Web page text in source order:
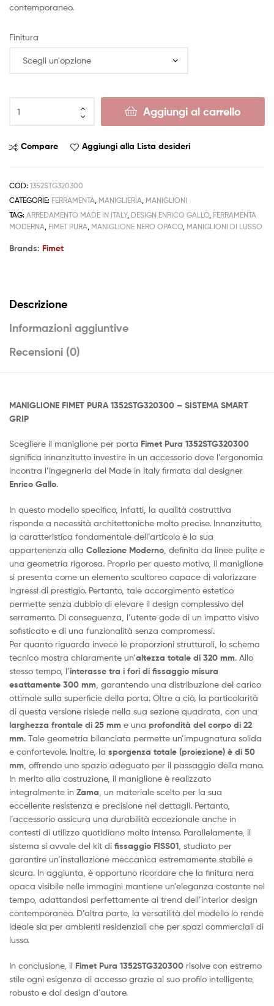
contemporaneo.
Finitura
Aggiungi al carrello
Compare Aggiungi alla Lista desideri
COD: 1352STG320300
CATEGORIE: FERRAMENTA, MANIGLIERIA, MANIGLIONI
TAG: ARREDAMENTO MADE IN ITALY, DESIGN ENRICO GALLO, FERRAMENTA
MODERNA, FIMET PURA, MANIGLIONE NERO OPACO, MANIGLIONI DI LUSSO
Brands: Fimet
Descrizione
Informazioni aggiuntive
Recensioni (0)
MANIGLIONE FIMET PURA 1352STG320300 – SISTEMA SMART
GRIP
Scegliere il maniglione per porta Fimet Pura 1352STG320300
significa innanzitutto investire in un accessorio dove l’ergonomia
incontra l’ingegneria del Made in Italy firmata dal designer
Enrico Gallo.
In questo modello specifico, infatti, la qualità costruttiva
risponde a necessità architettoniche molto precise. Innanzitutto,
la caratteristica fondamentale dell’articolo è la sua
appartenenza alla Collezione Moderno , definita da linee pulite e
una geometria rigorosa. Proprio per questo motivo, il maniglione
si presenta come un elemento scultoreo capace di valorizzare
ingressi di prestigio. Pertanto, tale accorgimento estetico
permette senza dubbio di elevare il design complessivo del
serramento. Di conseguenza, l’utente gode di un impatto visivo
sofisticato e di una funzionalità senza compromessi.
Per quanto riguarda invece le proporzioni strutturali, lo schema
tecnico mostra chiaramente un’altezza totale di 320 mm. Allo
stesso tempo, l’interasse tra i fori di fissaggio misura
esattamente 300 mm , garantendo una distribuzione del carico
ottimale sulla superficie della porta. Oltre a ciò, la particolarità
di questa versione risiede nella sua sezione quadrata, con una
larghezza frontale di 25 mm e una profondità del corpo di 22
mm. Tale geometria bilanciata permette un’impugnatura solida
e confortevole. Inoltre, la sporgenza totale (proiezione) è di 50
mm , offrendo uno spazio adeguato per il passaggio della mano.
In merito alla costruzione, il maniglione è realizzato
integralmente in Zama , un materiale scelto per la sua
eccellente resistenza e precisione nei dettagli. Pertanto,
l’accessorio assicura una durabilità eccezionale anche in
contesti di utilizzo quotidiano molto intenso. Parallelamente, il
sistema si avvale del kit di fissaggio FISS01 , studiato per
garantire un’installazione meccanica estremamente stabile e
sicura. In aggiunta, è opportuno ricordare che la finitura nera
opaca visibile nelle immagini mantiene un’eleganza costante nel
tempo, adattandosi perfettamente ai trend dell’interior design
contemporaneo. D’altra parte, la versatilità del modello lo rende
ideale sia per ambienti residenziali che per spazi commerciali di
lusso.
In conclusione, il Fimet Pura 1352STG320300 risolve con estremo
stile ogni esigenza di accesso grazie al suo profilo intelligente,
robusto e dal design d’autore.